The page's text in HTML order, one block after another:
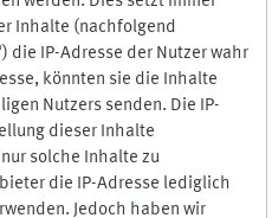
Inhalte (nachfolgend
IP-Adresse der Nutzer wahr
könnten sie die Inhalte
Nutzers senden. Die IP-
dieser Inhalte
solche Inhalte zu
die IP-Adresse lediglich
Jedoch haben wir